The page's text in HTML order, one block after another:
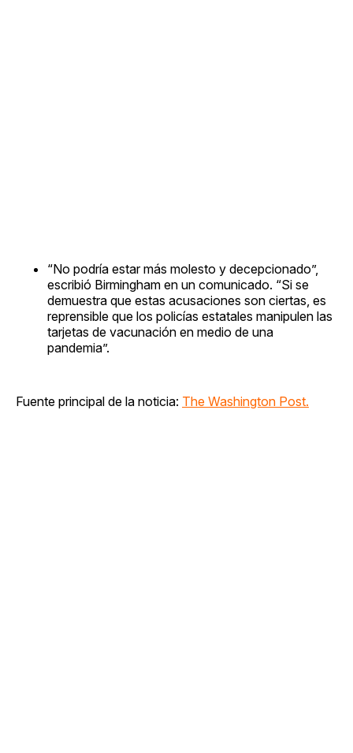
“No podría estar más molesto y decepcionado”,
escribió Birmingham en un comunicado. “Si se
demuestra que estas acusaciones son ciertas, es
reprensible que los policías estatales manipulen las
tarjetas de vacunación en medio de una
pandemia”.
Fuente principal de la noticia: The Washington Post.